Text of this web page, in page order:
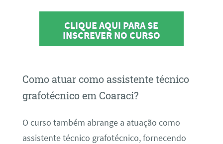
CLIQUE AQUI PARA SE
INSCREVER NO CURSO
Como atuar como assistente técnico
grafotécnico em Coaraci?
O curso também abrange a atuação como
assistente técnico grafotécnico, fornecendo